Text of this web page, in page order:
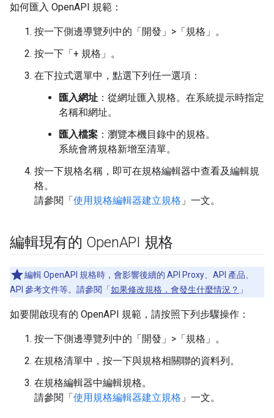
如何匯入 OpenAPI 規範：
按一下側邊導覽列中的「開發」>「規格」 。
按一下「+ 規格」 。
在下拉式選單中，點選下列任一選項：
匯入網址 ：從網址匯入規格。在系統提示時指定
名稱和網址。
匯入檔案 ：瀏覽本機目錄中的規格。
系統會將規格新增至清單。
按一下規格名稱，即可在規格編輯器中查看及編輯規
格。
請參閱「 使用規格編輯器建立規格 」一文。
編輯現有的 OpenAPI 規格
編輯 OpenAPI 規格時，會影響後續的 API Proxy、API 產品、
API 參考文件等。請參閱「 如果修改規格，會發生什麼情況？ 」
如要開啟現有的 OpenAPI 規範，請按照下列步驟操作：
按一下側邊導覽列中的「開發」>「規格」 。
在規格清單中，按一下與規格相關聯的資料列。
在規格編輯器中編輯規格。
請參閱「 使用規格編輯器建立規格 」一文。